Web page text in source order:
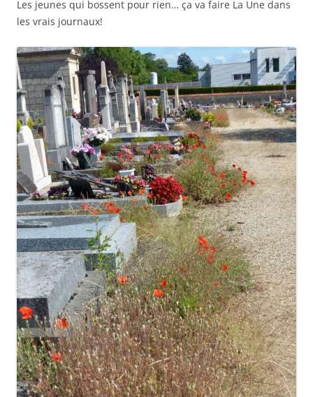
Les jeunes qui bossent pour rien… ça va faire La Une dans
les vrais journaux!